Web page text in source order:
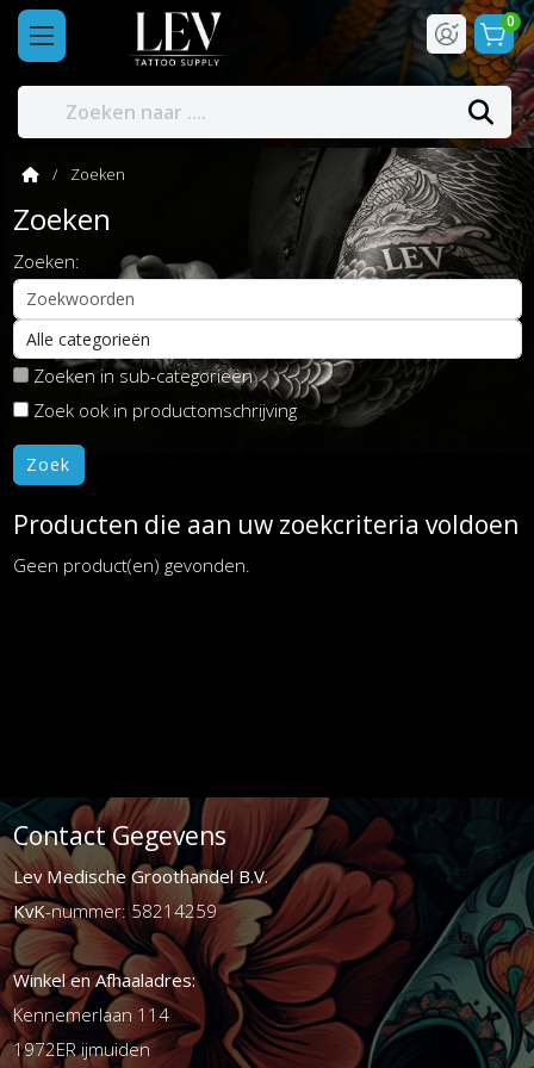
0
Zoeken
Zoeken
Zoeken:
Zoeken in sub-categorieën
Zoek ook in productomschrijving
Producten die aan uw zoekcriteria voldoen
Geen product(en) gevonden.
Contact Gegevens
Lev Medische Groothandel B.V.
KvK-nummer: 58214259
Winkel en Afhaaladres:
Kennemerlaan 114
1972ER ijmuiden